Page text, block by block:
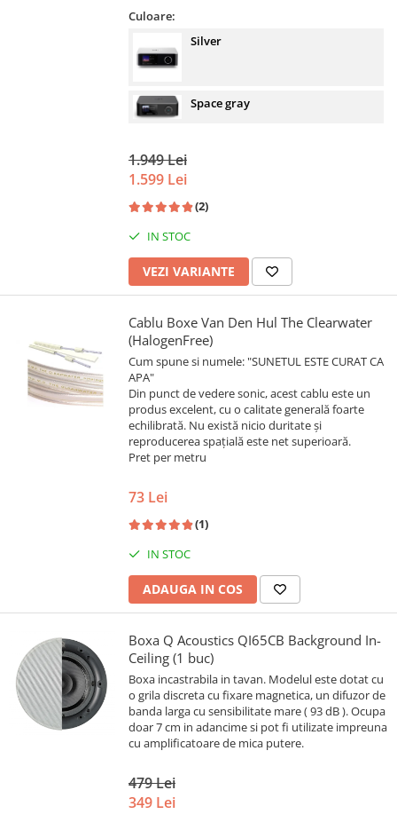
Culoare:
Silver
Space gray
1.949 Lei
1.599 Lei
(2)
IN STOC
VEZI VARIANTE
Cablu Boxe Van Den Hul The Clearwater
(HalogenFree)
Cum spune si numele: "SUNETUL ESTE CURAT CA
APA"
Din punct de vedere sonic, acest cablu este un
produs excelent, cu o calitate generală foarte
echilibrată. Nu există nicio duritate și
reproducerea spațială este net superioară.
Pret per metru
73 Lei
(1)
IN STOC
ADAUGA IN COS
Boxa Q Acoustics QI65CB Background In-
Ceiling (1 buc)
Boxa incastrabila in tavan. Modelul este dotat cu
o grila discreta cu fixare magnetica, un difuzor de
banda larga cu sensibilitate mare ( 93 dB ). Ocupa
doar 7 cm in adancime si pot fi utilizate impreuna
cu amplificatoare de mica putere.
479 Lei
349 Lei